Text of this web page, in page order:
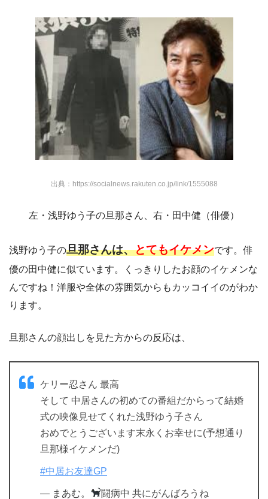
出典：https://socialnews.rakuten.co.jp/link/1555088
左・浅野ゆう子の旦那さん、右・田中健（俳優）
浅野ゆう子の旦那さんは、とてもイケメンです。俳
優の田中健に似ています。くっきりしたお顔のイケメンな
んですね！洋服や全体の雰囲気からもカッコイイのがわか
ります。
旦那さんの顔出しを見た方からの反応は、
ケリー忍さん 最高
そして 中居さんの初めての番組だからって結婚
式の映像見せてくれた浅野ゆう子さん
おめでとうございます末永くお幸せに(予想通り
旦那様イケメンだ)
#中居お友達GP
— まあむ。
闘病中 共にがんばろうね